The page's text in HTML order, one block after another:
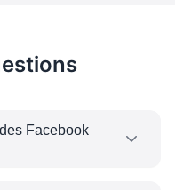
Facebook